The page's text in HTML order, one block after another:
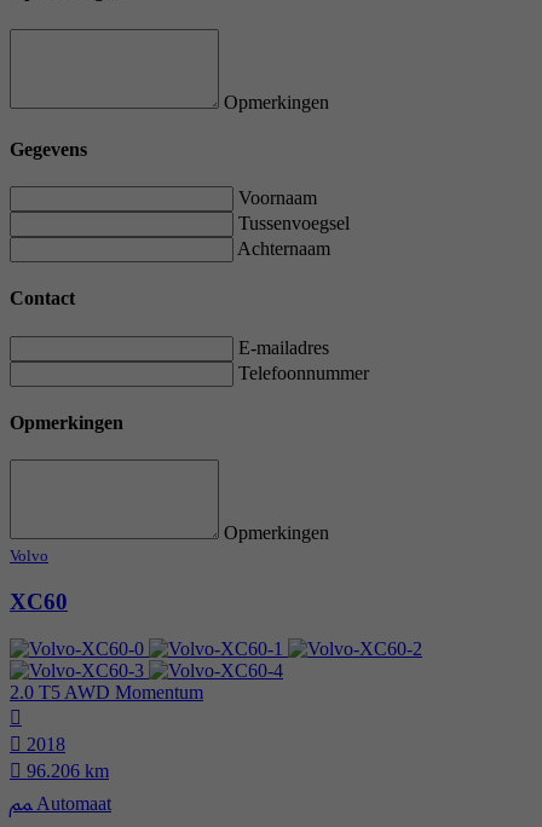
Opmerkingen
Gegevens
Voornaam
Tussenvoegsel
Achternaam
Contact
E-mailadres
Telefoonnummer
Opmerkingen
Opmerkingen
Volvo
XC60
2.0 T5 AWD Momentum
2018
96.206 km
Automaat